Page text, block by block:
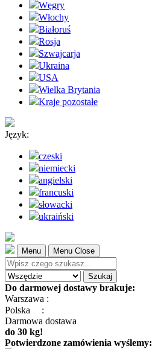
Węgry
Włochy
Białoruś
Rosja
Szwajcarja
Ukraina
USA
Wielka Brytania
Kraje pozostałe
Język:
czeski
niemiecki
angielski
francuski
słowacki
ukraiński
Menu Menu Close
Szukaj
Do darmowej dostawy brakuje:
Warszawa :
Polska
:
Darmowa dostawa
do 30 kg!
Potwierdzone zamówienia wyślemy: